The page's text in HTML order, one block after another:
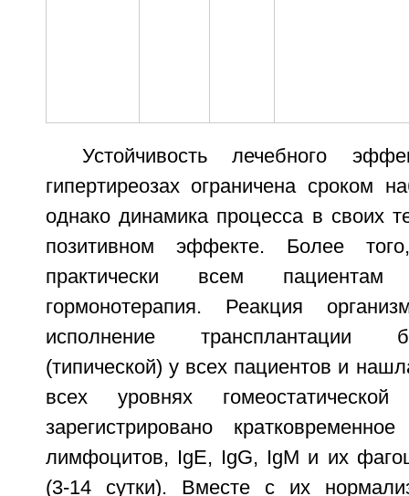
Устойчивость лечебного
гипертиреозах ограничена сроком
однако динамика процесса в своих
позитивном эффекте. Более
практически всем
гормонотерапия. Реакция
исполнение трансплантации
(типической) у всех пациентов и
всех уровнях
зарегистрировано
лимфоцитов, IgE, IgG, IgM и их
(3-14 сутки). Вместе с их